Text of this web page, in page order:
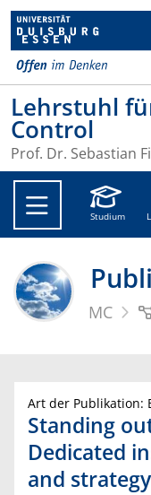
Lehrstuhl
Control
Prof. Dr. Sebastian
Studium
MC
Art der Publikation:
Standing
Dedicated
and